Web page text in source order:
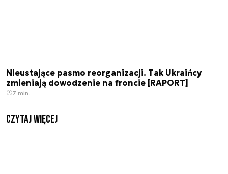
Nieustające pasmo reorganizacji. Tak Ukraińcy
zmieniają dowodzenie na froncie [RAPORT]
7 min.
czytaj więcej